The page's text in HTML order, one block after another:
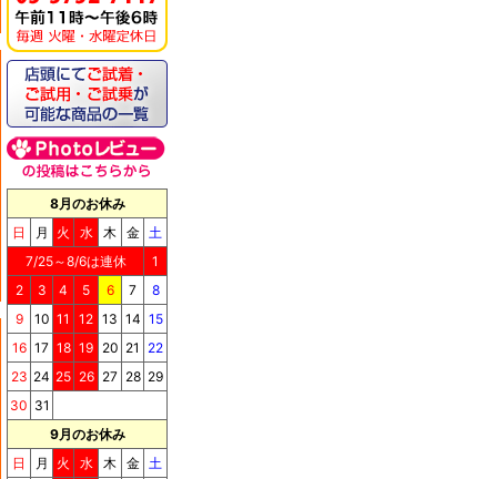
8月のお休み
日
月 火 水 木 金 土
7/25～8/6は連休
1
2
3 4 5 6 7
8
9
10 11 12 13 14 15
16 17 18 19 20 21
22
23 24 25 26 27 28 29
30 31
9月のお休み
日
月 火 水 木 金 土
《キッチンドッグ！》ブ
リス（至福のケーキ）
《キッチンドッグ！》シ
ョコラッティ（至福のケ
ーキ）